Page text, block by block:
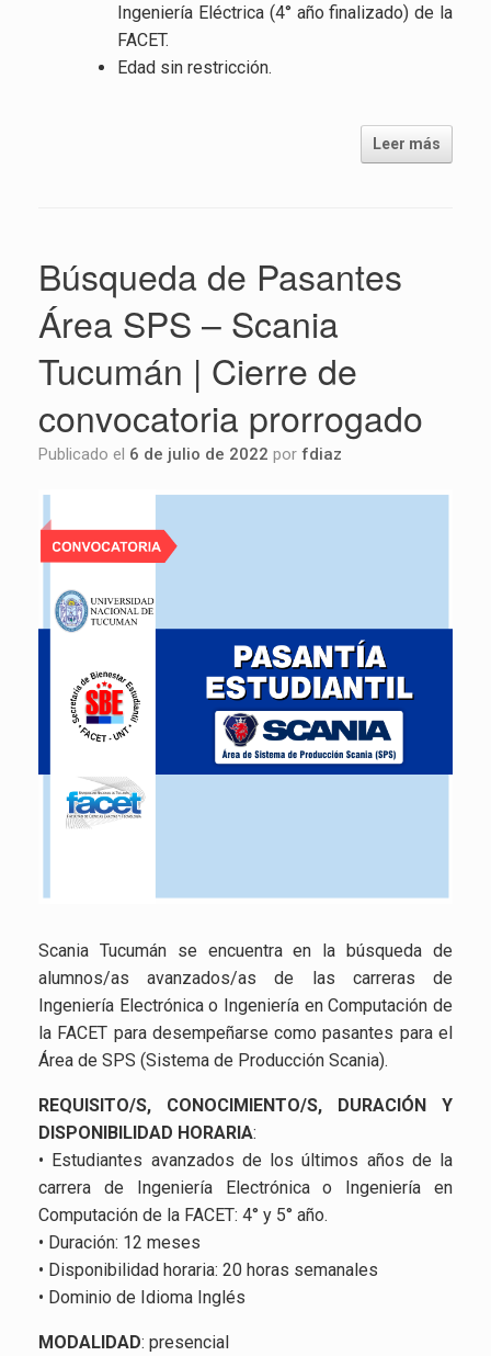
Ingeniería Eléctrica (4° año finalizado) de la
FACET.
Edad sin restricción.
Leer más
Búsqueda de Pasantes
Área SPS – Scania
Tucumán | Cierre de
convocatoria prorrogado
Publicado el 6 de julio de 2022 por fdiaz
Scania Tucumán se encuentra en la búsqueda de
alumnos/as avanzados/as de las carreras de
Ingeniería Electrónica o Ingeniería en Computación de
la FACET para desempeñarse como pasantes para el
Área de SPS (Sistema de Producción Scania).
REQUISITO/S, CONOCIMIENTO/S, DURACIÓN Y
DISPONIBILIDAD HORARIA:
• Estudiantes avanzados de los últimos años de la
carrera de Ingeniería Electrónica o Ingeniería en
Computación de la FACET: 4° y 5° año.
• Duración: 12 meses
• Disponibilidad horaria: 20 horas semanales
• Dominio de Idioma Inglés
MODALIDAD: presencial